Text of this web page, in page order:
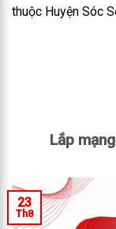
thuộc Huyện Sóc
Lắp
23
Th8